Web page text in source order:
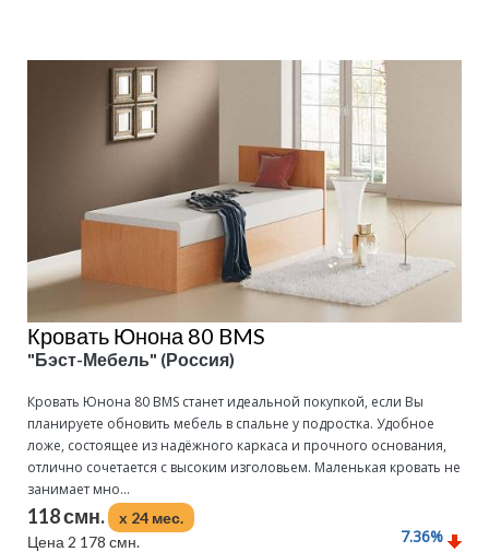
Кровать Юнона 80 BMS
"Бэст-Мебель" (Россия)
Кровать Юнона 80 BMS станет идеальной покупкой, если Вы
планируете обновить мебель в спальне у подростка. Удобное
ложе, состоящее из надёжного каркаса и прочного основания,
отлично сочетается с высоким изголовьем. Маленькая кровать не
занимает мно...
118 смн.
x 24 мес.
Цена 2 178 смн.
7.36%